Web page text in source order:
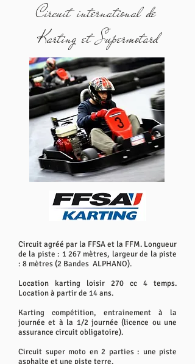
Circuit international de
Karting et Supermotard
Circuit agréé par la FFSA et la FFM. Longueur
de la piste : 1 267 mètres, largeur de la piste
: 8 mètres (2 Bandes ALPHANO).
Location karting loisir 270 cc 4 temps.
Location à partir de 14 ans.
Karting compétition, entrainement à la
journée et à la 1/2 journée (licence ou une
assurance circuit obligatoire).
Circuit super moto en 2 parties : une piste
asphalte et une piste terre.